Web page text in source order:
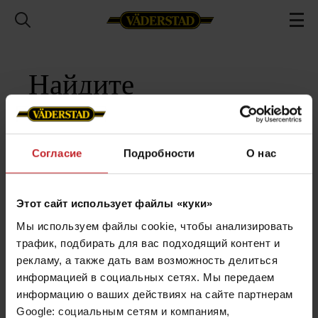
Согласие Подробности О нас
Этот сайт использует файлы «куки»
Мы используем файлы cookie, чтобы анализировать
трафик, подбирать для вас подходящий контент и
рекламу, а также дать вам возможность делиться
информацией в социальных сетях. Мы передаем
информацию о ваших действиях на сайте партнерам
Google: социальным сетям и компаниям,
Найдите
ближайшего к вам
дилера и партнера
по сервису и
поставкам запасных
частей